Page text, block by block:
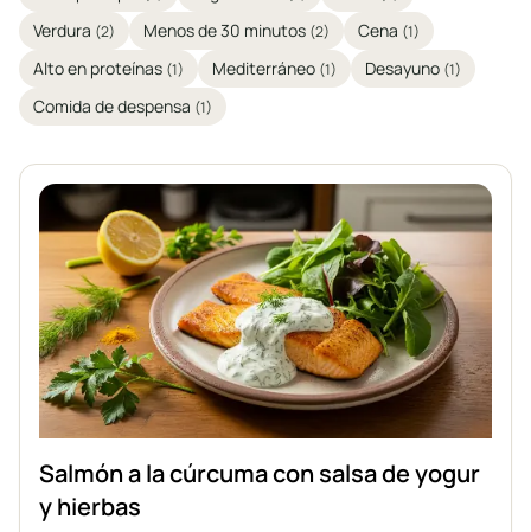
Verdura (2) Menos de 30 minutos (2) Cena (1)
Alto en proteínas (1) Mediterráneo (1) Desayuno (1)
Comida de despensa (1)
Salmón a la cúrcuma con salsa de yogur
y hierbas